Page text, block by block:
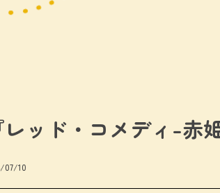
レッド・コメディ-赤
07/10